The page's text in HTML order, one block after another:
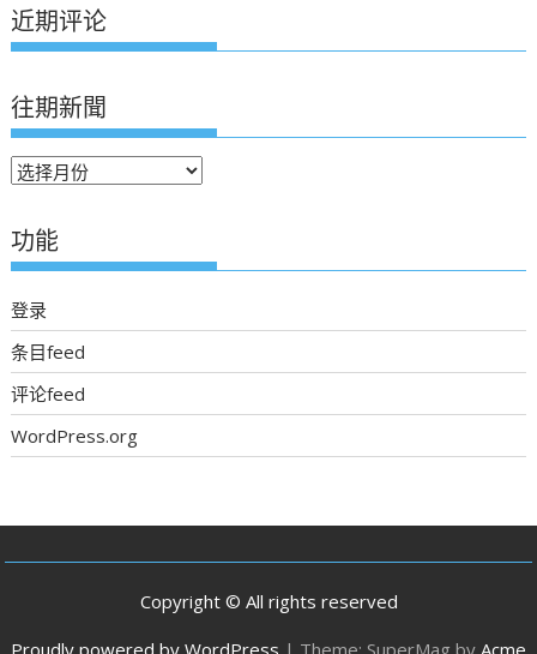
近期评论
往期新聞
往
新
聞
功能
登录
条目feed
评论feed
WordPress.org
Copyright © All rights reserved
Proudly powered by WordPress | Theme: SuperMag by Acme